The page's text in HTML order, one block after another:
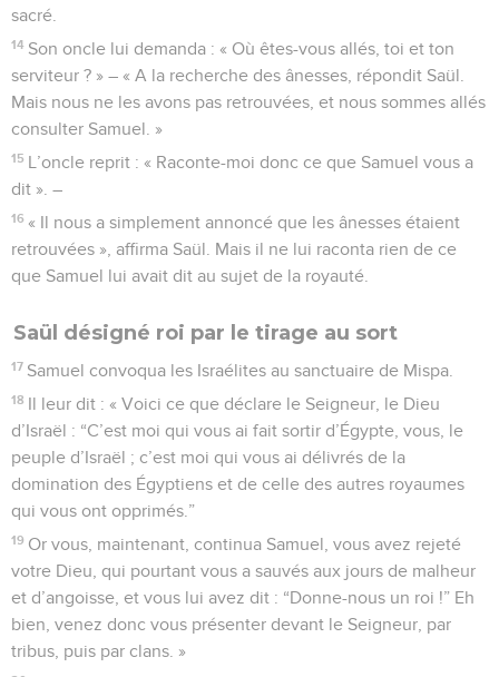
sacré.
14 Son oncle lui demanda : « Où êtes-vous allés, toi et ton
serviteur ? » – « A la recherche des ânesses, répondit Saül.
Mais nous ne les avons pas retrouvées, et nous sommes allés
consulter Samuel. »
15 L’oncle reprit : « Raconte-moi donc ce que Samuel vous a
dit ». –
16 « Il nous a simplement annoncé que les ânesses étaient
retrouvées », affirma Saül. Mais il ne lui raconta rien de ce
que Samuel lui avait dit au sujet de la royauté.
Saül désigné roi par le tirage au sort
17 Samuel convoqua les Israélites au sanctuaire de Mispa.
18 Il leur dit : « Voici ce que déclare le Seigneur, le Dieu
d’Israël : “C’est moi qui vous ai fait sortir d’Égypte, vous, le
peuple d’Israël ; c’est moi qui vous ai délivrés de la
domination des Égyptiens et de celle des autres royaumes
qui vous ont opprimés.”
19 Or vous, maintenant, continua Samuel, vous avez rejeté
votre Dieu, qui pourtant vous a sauvés aux jours de malheur
et d’angoisse, et vous lui avez dit : “Donne-nous un roi !” Eh
bien, venez donc vous présenter devant le Seigneur, par
tribus, puis par clans. »